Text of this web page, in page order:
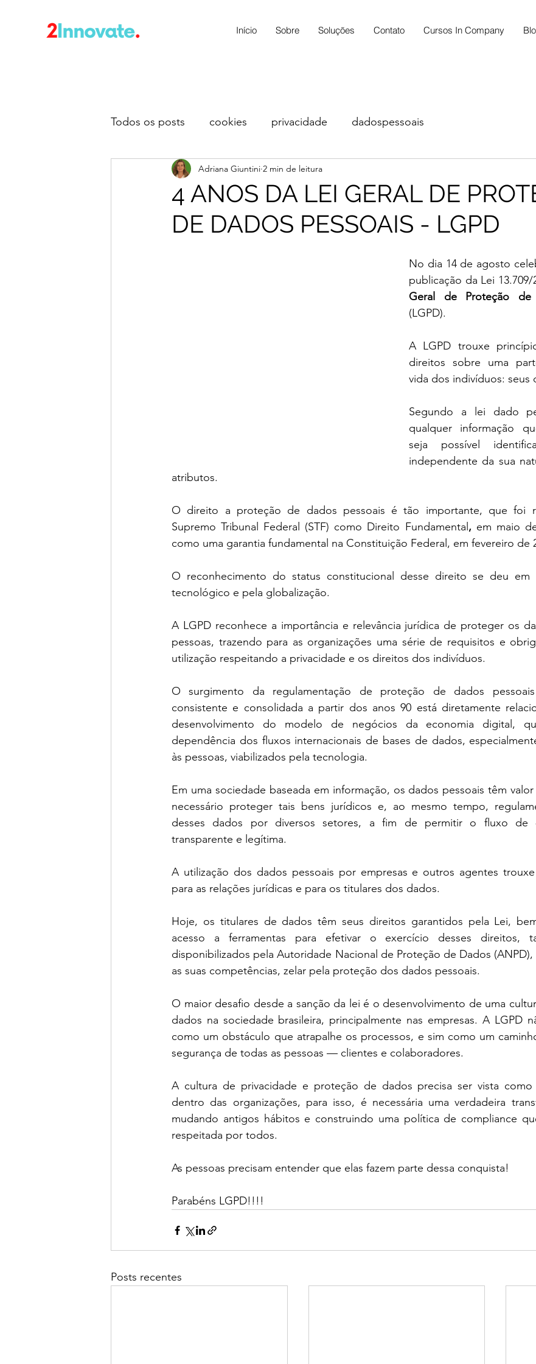
Início Sobre Soluções Contato Cursos In Company
Todos os posts cookies privacidade dadospessoais
4 ANOS DA LEI GERAL DE
DE DADOS PESSOAIS - LGPD
Adriana Giuntini 2 min de leitura
No dia 14 de agosto
publicação da Lei 13.709/
Geral de Proteção de
(LGPD).
A LGPD trouxe
direitos sobre uma
vida dos indivíduos: seus
Segundo a lei dado
qualquer informação
seja possível
independente da sua
atributos.
O direito a proteção de dados pessoais é tão importante, que foi
Supremo Tribunal Federal (STF) como Direito Fundamental , em maio
como uma garantia fundamental na Constituição Federal, em fevereiro de
O reconhecimento do status constitucional desse direito se deu em
tecnológico e pela globalização.
A LGPD reconhece a importância e relevância jurídica de proteger os
pessoas, trazendo para as organizações uma série de requisitos e
utilização respeitando a privacidade e os direitos dos indivíduos.
O surgimento da regulamentação de proteção de dados
consistente e consolidada a partir dos anos 90 está diretamente
desenvolvimento do modelo de negócios da economia digital,
dependência dos fluxos internacionais de bases de dados,
às pessoas, viabilizados pela tecnologia.
Em uma sociedade baseada em informação, os dados pessoais têm
necessário proteger tais bens jurídicos e, ao mesmo tempo,
desses dados por diversos setores, a fim de permitir o fluxo de
transparente e legítima.
A utilização dos dados pessoais por empresas e outros agentes
para as relações jurídicas e para os titulares dos dados.
Hoje, os titulares de dados têm seus direitos garantidos pela Lei,
acesso a ferramentas para efetivar o exercício desses direitos,
disponibilizados pela Autoridade Nacional de Proteção de Dados
as suas competências, zelar pela proteção dos dados pessoais.
O maior desafio desde a sanção da lei é o desenvolvimento de uma
dados na sociedade brasileira, principalmente nas empresas. A LGPD
como um obstáculo que atrapalhe os processos, e sim como um
segurança de todas as pessoas — clientes e colaboradores.
A cultura de privacidade e proteção de dados precisa ser vista como
dentro das organizações, para isso, é necessária uma verdadeira
mudando antigos hábitos e construindo uma política de compliance
respeitada por todos.
As pessoas precisam entender que elas fazem parte dessa conquista!
Parabéns LGPD!!!!
Posts recentes